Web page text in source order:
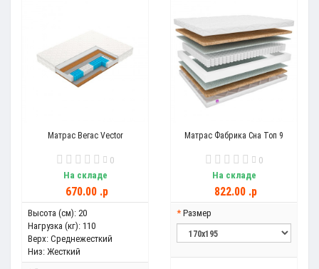
Матрас Вегас Vector
0
На складе
670.00 .p
Высота (см): 20
Нагрузка (кг): 110
Верх: Среднежесткий
Низ: Жесткий
Матрас Фабрика Сна Топ 9
0
На складе
822.00 .p
Размер